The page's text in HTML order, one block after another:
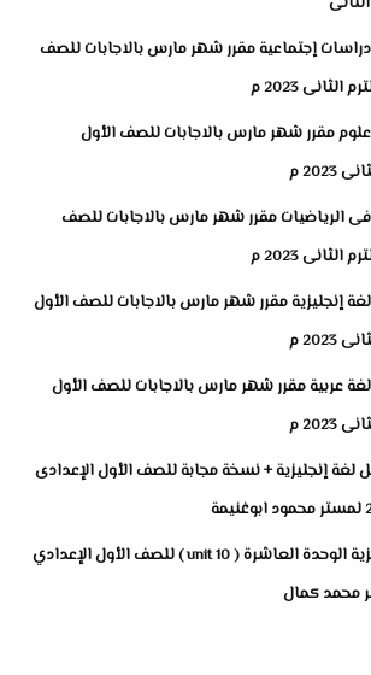
دراسات إجتماعية مقرر شهر مارس بالاجابات للصف
2023 م
علوم مقرر شهر مارس بالاجابات للصف الأول
م
فى الرياضيات مقرر شهر مارس بالاجابات للصف
2023 م
لغة إنجليزية مقرر شهر مارس بالاجابات للصف الأول
م
لغة عربية مقرر شهر مارس بالاجابات للصف الأول
م
لغة إنجليزية + نسخة مجابة للصف الأول الإعدادى
إمتحان لغة انجليزية الوحدة العاشرة ( unit 10 ) للصف الأول الإعدادي
محمد كمال